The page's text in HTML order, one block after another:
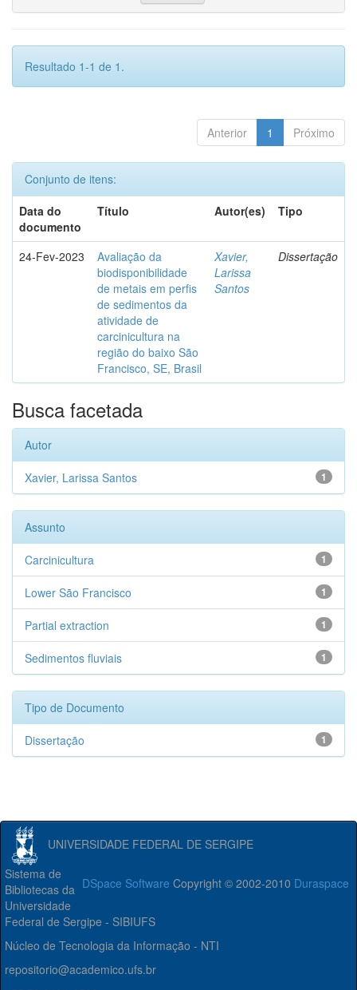
Resultado 1-1 de 1.
Anterior 1 Próximo
Conjunto de itens:
Data do
documento
Título Autor(es) Tipo
24-Fev-2023
Avaliação da
biodisponibilidade
de metais em perfis
de sedimentos da
atividade de
carcinicultura na
região do baixo São
Francisco, SE, Brasil
Xavier,
Larissa
Santos
Dissertação
Busca facetada
Autor
1
Xavier, Larissa Santos
Assunto
1
Carcinicultura
1
Lower São Francisco
1
Partial extraction
1
Sedimentos fluviais
Tipo de Documento
1
Dissertação
UNIVERSIDADE FEDERAL DE SERGIPE
DSpace Software Copyright © 2002-2010 Duraspace
Sistema de
Bibliotecas da
Universidade
Federal de Sergipe - SIBIUFS
Núcleo de Tecnologia da Informação - NTI
repositorio@academico.ufs.br